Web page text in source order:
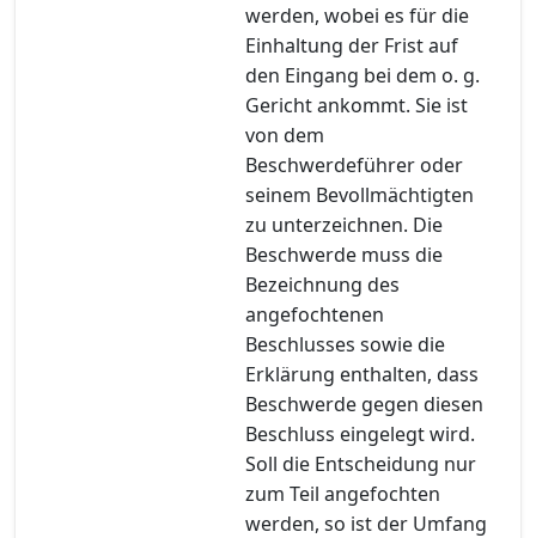
werden, wobei es für die
Einhaltung der Frist auf
den Eingang bei dem o. g.
Gericht ankommt. Sie ist
von dem
Beschwerdeführer oder
seinem Bevollmächtigten
zu unterzeichnen. Die
Beschwerde muss die
Bezeichnung des
angefochtenen
Beschlusses sowie die
Erklärung enthalten, dass
Beschwerde gegen diesen
Beschluss eingelegt wird.
Soll die Entscheidung nur
zum Teil angefochten
werden, so ist der Umfang